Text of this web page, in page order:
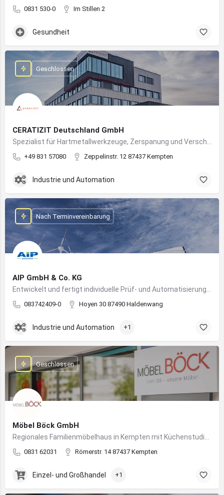
0831 530-0 Im Stillen 2
Gesundheit
CERATIZIT Deutschland GmbH
+49 831 57080 Zeppelinstr. 12 87437 Kempten
Geschlossen
Industrie und Automation
AIP GmbH & Co. KG
083742409-0 Hoyen 30 87490 Haldenwang
Nach Terminvereinbarung
Industrie und Automation +1
Möbel Böck GmbH
0831 62031 Römerstr. 14 87437 Kempten
Geschlossen
Einzel- und Großhandel +1